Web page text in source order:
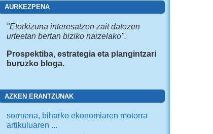
AURKEZPENA
"Etorkizuna interesatzen zaitdatozen
urteetan bertan biziko naizelako".
Prospektiba, estrategia eta plangintzari
buruzko bloga.
AZKEN ERANTZUNAK
sormena, biharko ekonomiaren motorra
artikuluaren ...